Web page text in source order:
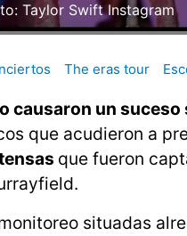
Taylor Swift Instagram
The eras tour
causaron un
que acudieron a
que fueron
situadas